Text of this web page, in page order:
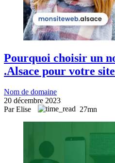
Pourquoi choisir un
.Alsace pour votre
Nom de domaine
20 décembre 2023
Par Elise
27mn